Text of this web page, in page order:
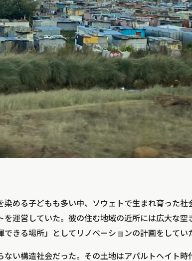
める子どもも多い中、ソウェトで生まれ育った社
運営していた。彼の住む地域の近所には広大な空
きる場所」としてリノベーションの計画をしてい
い構造社会だった。その土地はアパルトヘイト時